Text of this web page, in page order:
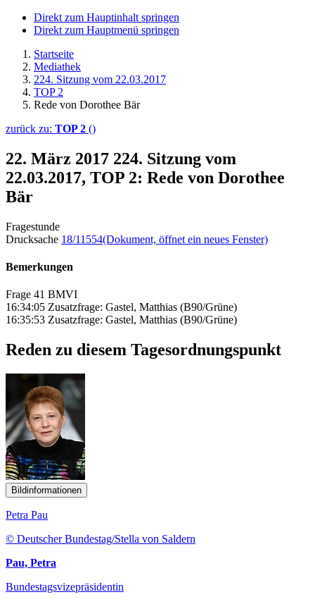
Direkt zum Hauptinhalt springen
Direkt zum Hauptmenü springen
Startseite
Mediathek
224. Sitzung vom 22.03.2017
TOP 2
Rede von Dorothee Bär
zurück zu: TOP 2 ()
22. März 2017 224. Sitzung vom
22.03.2017, TOP 2: Rede von Dorothee
Bär
Fragestunde
Drucksache 18/11554(Dokument, öffnet ein neues Fenster)
Bemerkungen
Frage 41 BMVI
16:34:05 Zusatzfrage: Gastel, Matthias (B90/Grüne)
16:35:53 Zusatzfrage: Gastel, Matthias (B90/Grüne)
Reden zu diesem Tagesordnungspunkt
Bildinformationen
Petra Pau
© Deutscher Bundestag/Stella von Saldern
Pau, Petra
Bundestagsvizepräsidentin